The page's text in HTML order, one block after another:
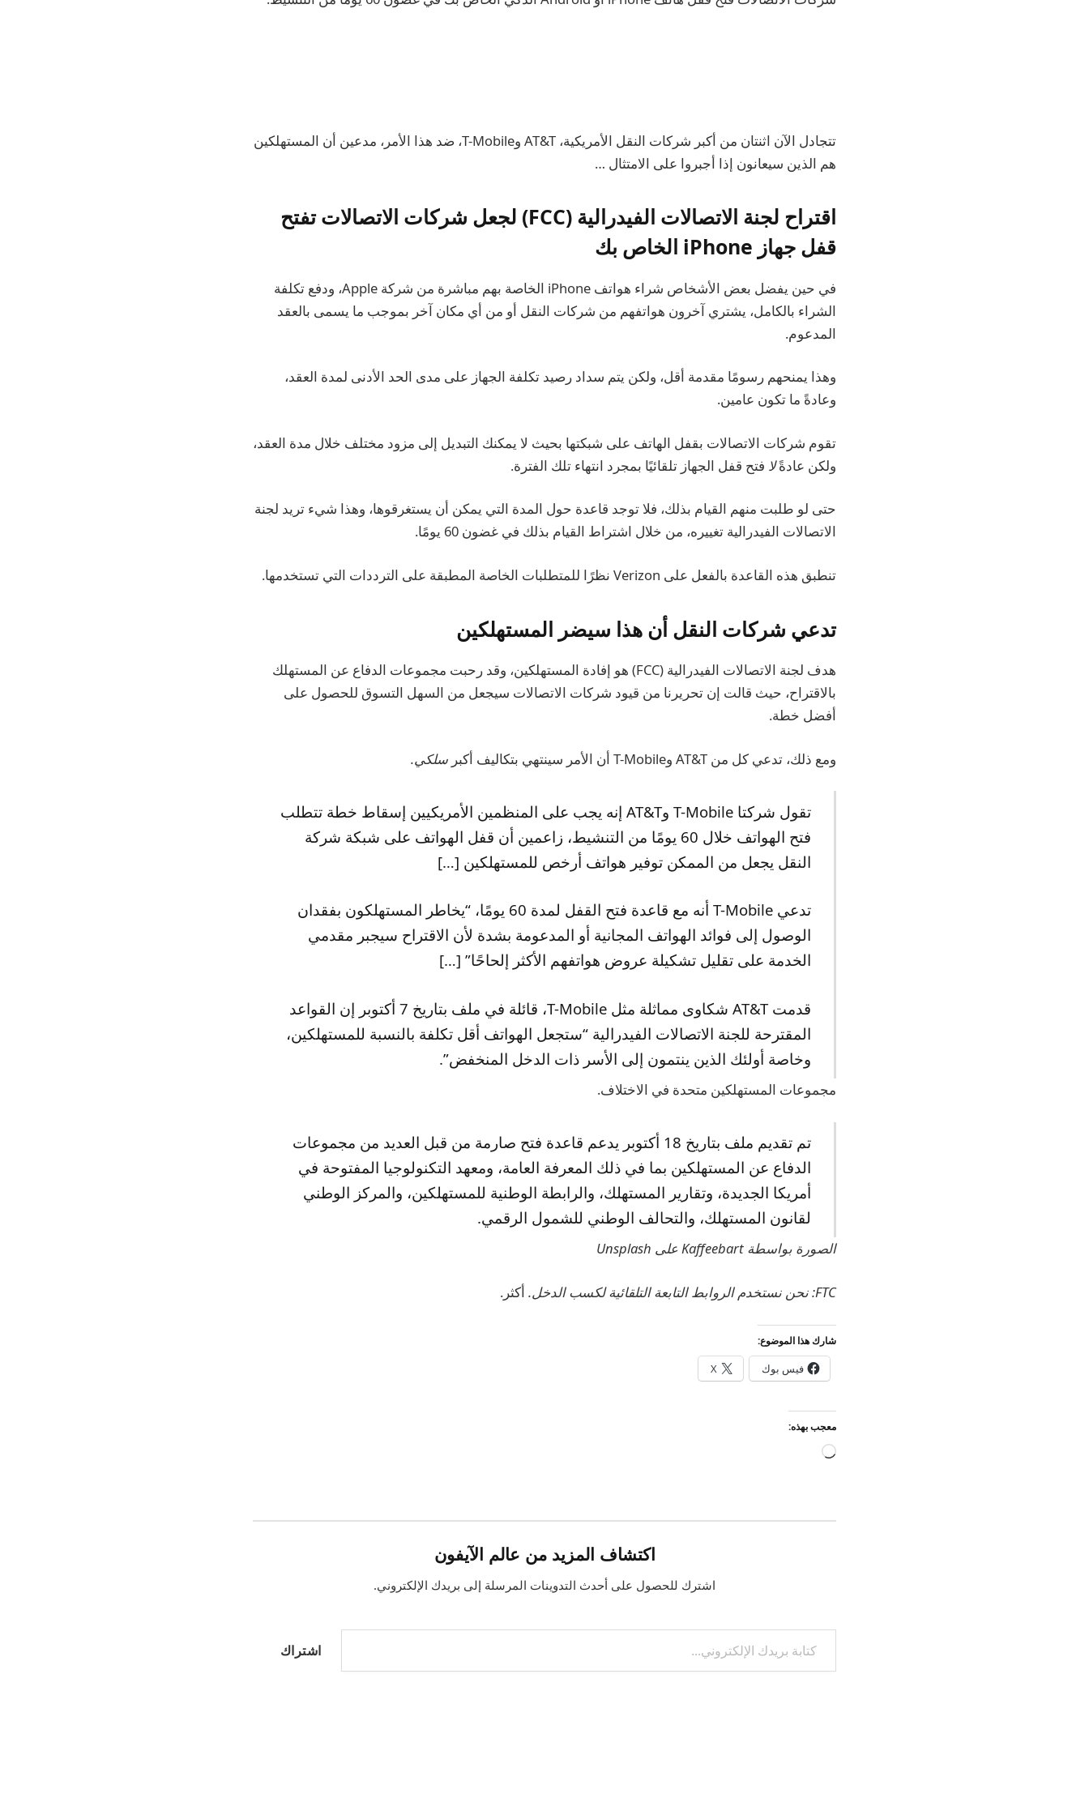
تتجادل الآن اثنتان من أكبر شركات النقل الأمريكية، AT&T وT-Mobile، ضد هذا الأمر، مدعين أن المستهلكين
هم الذين سيعانون إذا أجبروا على الامتثال …
اقتراح لجنة الاتصالات الفيدرالية (FCC) لجعل شركات الاتصالات تفتح
قفل جهاز iPhone الخاص بك
في حين يفضل بعض الأشخاص شراء هواتف iPhone الخاصة بهم مباشرة من شركة Apple، ودفع تكلفة
الشراء بالكامل، يشتري آخرون هواتفهم من شركات النقل أو من أي مكان آخر بموجب ما يسمى بالعقد
المدعوم.
وهذا يمنحهم رسومًا مقدمة أقل، ولكن يتم سداد رصيد تكلفة الجهاز على مدى الحد الأدنى لمدة العقد،
وعادةً ما تكون عامين.
تقوم شركات الاتصالات بقفل الهاتف على شبكتها بحيث لا يمكنك التبديل إلى مزود مختلف خلال مدة العقد،
ولكن عادةًلا فتح قفل الجهاز تلقائيًا بمجرد انتهاء تلك الفترة.
حتى لو طلبت منهم القيام بذلك، فلا توجد قاعدة حول المدة التي يمكن أن يستغرقوها، وهذا شيء تريد لجنة
الاتصالات الفيدرالية تغييره، من خلال اشتراط القيام بذلك في غضون 60 يومًا.
تنطبق هذه القاعدة بالفعل على Verizon نظرًا للمتطلبات الخاصة المطبقة على الترددات التي تستخدمها.
تدعي شركات النقل أن هذا سيضر المستهلكين
هدف لجنة الاتصالات الفيدرالية (FCC) هو إفادة المستهلكين، وقد رحبت مجموعات الدفاع عن المستهلك
بالاقتراح، حيث قالت إن تحريرنا من قيود شركات الاتصالات سيجعل من السهل التسوق للحصول على
أفضل خطة.
ومع ذلك، تدعي كل من AT&T وT-Mobile أن الأمر سينتهي بتكاليف أكبر سلكي.
تقول شركتا T-Mobile وAT&T إنه يجب على المنظمين الأمريكيين إسقاط خطة تتطلب
فتح الهواتف خلال 60 يومًا من التنشيط، زاعمين أن قفل الهواتف على شبكة شركة
النقل يجعل من الممكن توفير هواتف أرخص للمستهلكين […]
تدعي T-Mobile أنه مع قاعدة فتح القفل لمدة 60 يومًا، “يخاطر المستهلكون بفقدان
الوصول إلى فوائد الهواتف المجانية أو المدعومة بشدة لأن الاقتراح سيجبر مقدمي
الخدمة على تقليل تشكيلة عروض هواتفهم الأكثر إلحاحًا” […]
قدمت AT&T شكاوى مماثلة مثل T-Mobile، قائلة في ملف بتاريخ 7 أكتوبر إن القواعد
المقترحة للجنة الاتصالات الفيدرالية “ستجعل الهواتف أقل تكلفة بالنسبة للمستهلكين،
وخاصة أولئك الذين ينتمون إلى الأسر ذات الدخل المنخفض”.
مجموعات المستهلكين متحدة في الاختلاف.
تم تقديم ملف بتاريخ 18 أكتوبر يدعم قاعدة فتح صارمة من قبل العديد من مجموعات
الدفاع عن المستهلكين بما في ذلك المعرفة العامة، ومعهد التكنولوجيا المفتوحة في
أمريكا الجديدة، وتقارير المستهلك، والرابطة الوطنية للمستهلكين، والمركز الوطني
لقانون المستهلك، والتحالف الوطني للشمول الرقمي.
الصورة بواسطة Kaffeebart على Unsplash
FTC: نحن نستخدم الروابط التابعة التلقائية لكسب الدخل. أكثر.
شارك هذا الموضوع:
فيس بوك X
معجب بهذه:
جاري
اكتشاف المزيد من عالم الآيفون
اشترك للحصول على أحدث التدوينات المرسلة إلى بريدك الإلكتروني.
كتابة بريدك الإلكتروني...
اشتراك